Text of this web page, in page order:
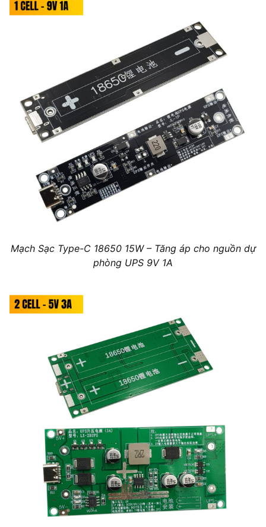
Mạch Sạc Type-C 18650 15W – Tăng áp cho nguồn dự
phòng UPS 9V 1A